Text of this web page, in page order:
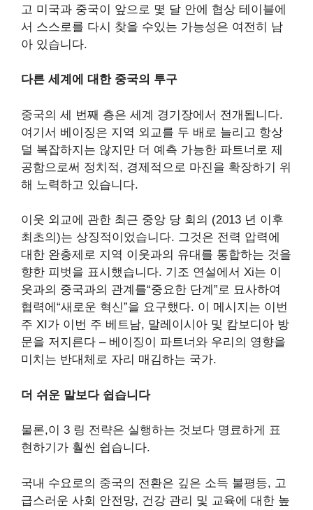
고 미국과 중국이 앞으로 몇 달 안에 협상 테이블에
서 스스로를 다시 찾을 수있는 가능성은 여전히 ​​남
아 있습니다.
다른 세계에 대한 중국의 투구
중국의 세 번째 층은 세계 경기장에서 전개됩니다.
여기서 베이징은 지역 외교를 두 배로 늘리고 항상
덜 복잡하지는 않지만 더 예측 가능한 파트너로 제
공함으로써 정치적, 경제적으로 마진을 확장하기 위
해 노력하고 있습니다.
이웃 외교에 관한 최근 중앙 당 회의 (2013 년 이후
최초의)는 상징적이었습니다. 그것은 전력 압력에
대한 완충제로 지역 이웃과의 유대를 통합하는 것을
향한 피벗을 표시했습니다. 기조 연설에서 Xi는 이
웃과의 중국과의 관계를“중요한 단계”로 묘사하여
협력에“새로운 혁신”을 요구했다. 이 메시지는 이번
주 XI가 이번 주 베트남, 말레이시아 및 캄보디아 방
문을 저지른다 – 베이징이 파트너와 우리의 영향을
미치는 반대체로 자리 매김하는 국가.
더 쉬운 말보다 쉽습니다
물론,이 3 링 전략은 실행하는 것보다 명료하게 표
현하기가 훨씬 쉽습니다.
국내 수요로의 중국의 전환은 깊은 소득 불평등, 고
급스러운 사회 안전망, 건강 관리 및 교육에 대한 높